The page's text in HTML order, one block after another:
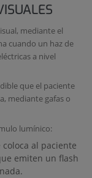
mediante el
cuando un haz de
a nivel
que el paciente
mediante gafas o
lumínico:
al paciente
emiten un flash